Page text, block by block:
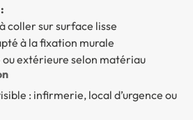
coller sur surface lisse
à la fixation murale
extérieure selon matériau
: infirmerie, local d’urgence ou